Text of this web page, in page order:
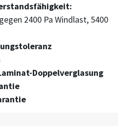
2400 Pa Windlast, 5400
Doppelverglasung